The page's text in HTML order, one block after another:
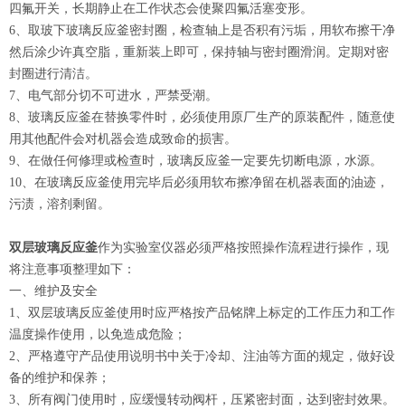
四氟开关，长期静止在工作状态会使聚四氟活塞变形。
6、取玻下玻璃反应釜密封圈，检查轴上是否积有污垢，用软布擦干净
然后涂少许真空脂，重新装上即可，保持轴与密封圈滑润。定期对密
封圈进行清洁。
7、电气部分切不可进水，严禁受潮。
8、玻璃反应釜在替换零件时，必须使用原厂生产的原装配件，随意使
用其他配件会对机器会造成致命的损害。
9、在做任何修理或检查时，玻璃反应釜一定要先切断电源，水源。
10、在玻璃反应釜使用完毕后必须用软布擦净留在机器表面的油迹，
污渍，溶剂剩留。
双层玻璃反应釜作为实验室仪器必须严格按照操作流程进行操作，现
将注意事项整理如下：
一、维护及安全
1、双层玻璃反应釜使用时应严格按产品铭牌上标定的工作压力和工作
温度操作使用，以免造成危险；
2、严格遵守产品使用说明书中关于冷却、注油等方面的规定，做好设
备的维护和保养；
3、所有阀门使用时，应缓慢转动阀杆，压紧密封面，达到密封效果。